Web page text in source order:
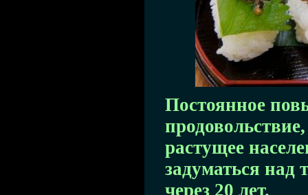
Постоянное
растущее
задуматься над
через 20 лет.